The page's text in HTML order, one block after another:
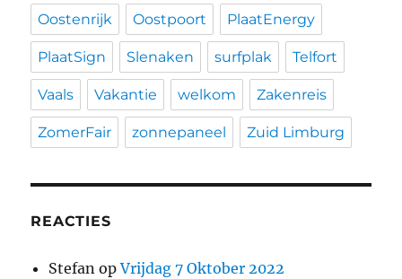
Oostenrijk Oostpoort PlaatEnergy
PlaatSign Slenaken surfplak Telfort
Vaals Vakantie welkom Zakenreis
ZomerFair zonnepaneel Zuid Limburg
REACTIES
Stefan opVrijdag 7 Oktober 2022